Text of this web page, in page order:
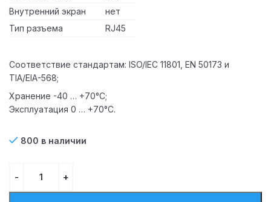
Внутренний экран
нет
Тип разъема
RJ45
Соответствие стандартам: ISO/IEC 11801, EN 50173 и
TIA/EIA-568;
Хранение -40 … +70°С;
Эксплуатация 0 … +70°C.
800 в наличии